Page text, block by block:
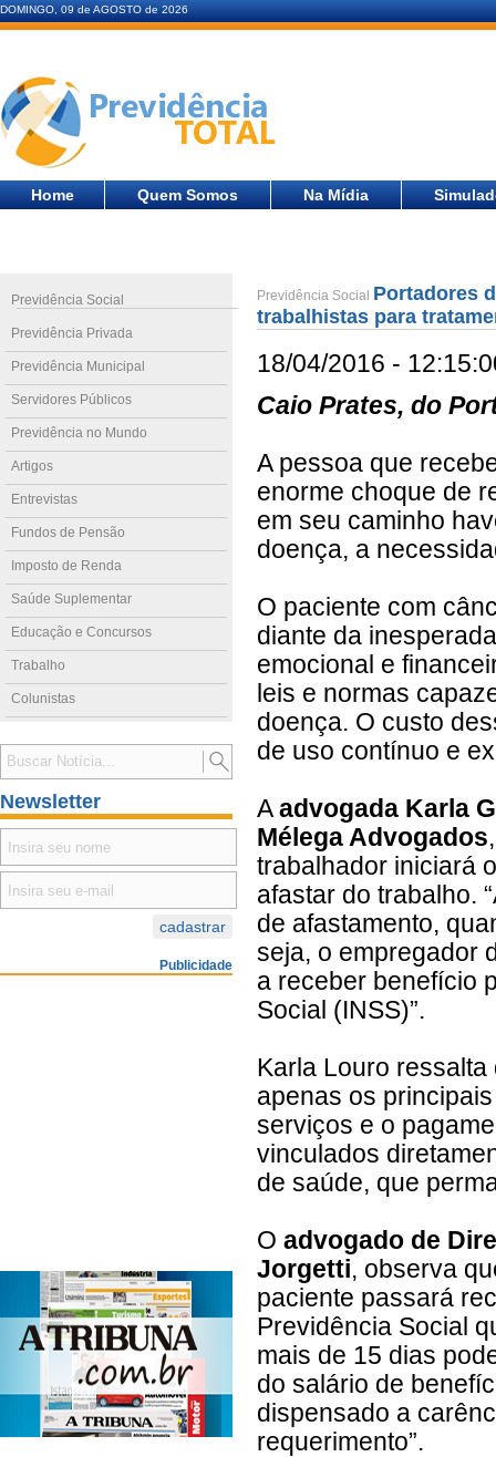
DOMINGO, 09 de AGOSTO de 2026
Home Quem Somos Na Mídia
Previdência Social
Previdência Privada
Previdência Municipal
Servidores Públicos
Previdência no Mundo
Artigos
Entrevistas
Fundos de Pensão
Imposto de Renda
Saúde Suplementar
Educação e Concursos
Trabalho
Colunistas
Newsletter
Publicidade
Previdência Social Portadores
trabalhistas para
18/04/2016 -
Caio Prates, do
A pessoa que
enorme choque de
em seu caminho
doença, a
O paciente com
diante da
emocional e
leis e normas
doença. O custo
de uso contínuo e
Aadvogada Karla
Mélega Advogados
trabalhador iniciará
afastar do trabalho.
de afastamento,
seja, o empregador
a receber benefício
Social (INSS)”.
Karla Louro
apenas os
serviços e o
vinculados
de saúde, que
O advogado de
Jorgetti, observa
paciente passará
Previdência Social
mais de 15 dias
do salário de
dispensado a
requerimento”.